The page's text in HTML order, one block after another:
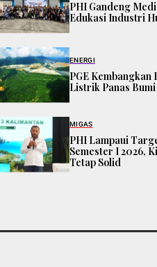
PHI Gandeng
Edukasi Industri
ENERGI
PGE
Listrik Panas Bumi
MIGAS
PHI Lampaui
Semester I 2026,
Tetap Solid